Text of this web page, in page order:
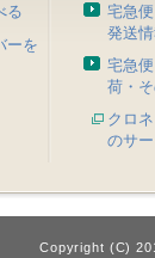
る
ーを
宅急
発送情
宅急
荷・そ
クロ
のサ
Copyright (C)